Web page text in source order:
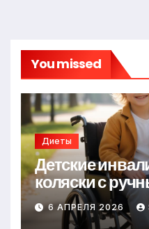
You missed
Диеты
Детские
коляски с
6 АПРЕЛЯ 2026